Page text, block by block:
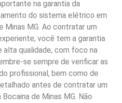
na garantia da
do sistema elétrico em
Minas MG. Ao contratar um
você tem a garantia
alta qualidade, com foco na
se sempre de verificar as
profissional, bem como de
antes de contratar um
de Minas MG. Não